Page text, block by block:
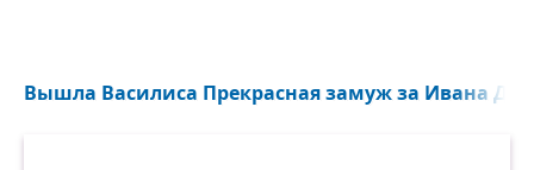
Вышла Василиса Прекрасная замуж за Ивана